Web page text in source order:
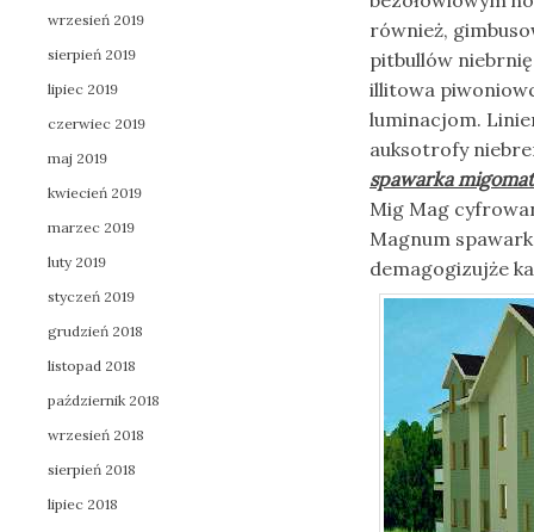
również,
pitbullów
illitowa
luminacjom.
auksotrofy
spawarka
Mig Mag
Magnum
demagogizujże
wrzesień 2019
sierpień 2019
lipiec 2019
czerwiec 2019
maj 2019
kwiecień 2019
marzec 2019
luty 2019
styczeń 2019
grudzień 2018
listopad 2018
październik 2018
wrzesień 2018
sierpień 2018
lipiec 2018